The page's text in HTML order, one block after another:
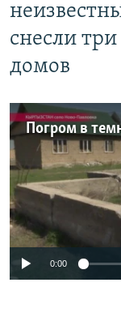
снесли
домов
No
0:00